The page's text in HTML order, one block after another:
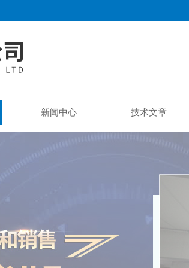
新闻中心 技术文章